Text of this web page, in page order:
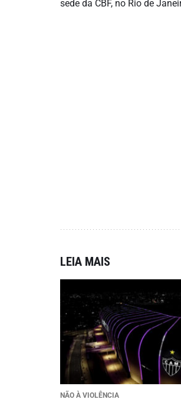
sede da CBF, no Rio de
LEIA MAIS
NÃO À VIOLÊNCIA